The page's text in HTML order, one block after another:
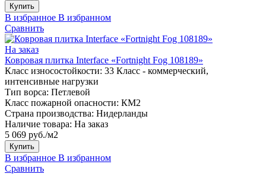
Купить
В избранное В избранном
Сравнить
На заказ
Ковровая плитка Interface «Fortnight Fog 108189»
Класс износостойкости: 33 Класс - коммерческий,
интенсивные нагрузки
Тип ворса: Петлевой
Класс пожарной опасности: КМ2
Страна производства: Нидерланды
Наличие товара: На заказ
5 069 руб./м2
Купить
В избранное В избранном
Сравнить